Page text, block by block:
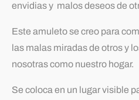
envidias y malos deseos de
Este amuleto se creo para
las malas miradas de otros y
nosotras como nuestro hogar.
Se coloca en un lugar visible